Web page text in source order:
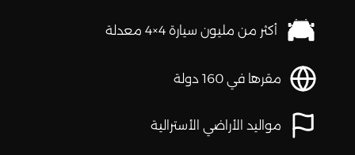
أكثر من مليون سيارة 4×4 معدلة
مقرها في 160 دولة
مواليد الأراضي الأسترالية